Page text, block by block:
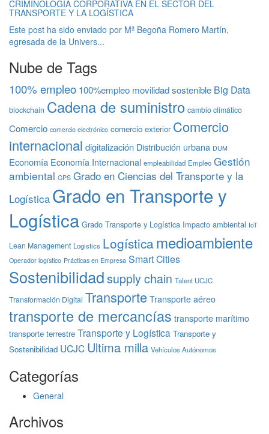
CRIMINOLOGÍA CORPORATIVA EN EL SECTOR DEL
TRANSPORTE Y LA LOGÍSTICA
Este post ha sido enviado por Mª Begoña Romero Martín,
egresada de la Univers...
Nube de Tags
100% empleo 100%empleo movilidad sostenible Big Data
blockchain Cadena de suministro cambio climático
Comercio comercio electrónico comercio exterior Comercio
internacional digitalización Distribución urbana DUM
Economía Economía Internacional empleabilidad Empleo Gestión
ambiental GPS Grado en Ciencias del Transporte y la
Logística Grado en Transporte y
Logística Grado Transporte y Logística Impacto ambiental IoT
Lean Management Logistics Logística medioambiente
Operador logístico Prácticas en Empresa Smart Cities
Sostenibilidadsupply chain Talent UCJC
Transformación Digital Transporte Transporte aéreo
transporte de mercancías transporte marítimo
transporte terrestre Transporte y Logística Transporte y
Sostenibilidad UCJC Ultima milla Vehículos Autónomos
Categorías
General
Archivos